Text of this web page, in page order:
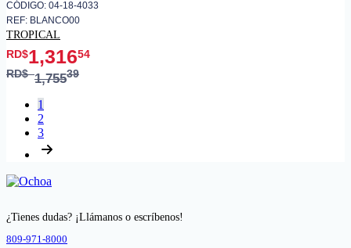
CÓDIGO: 04-18-4033
REF: BLANCO00
TROPICAL
RD$1,31654
RD$1,75539
1
2
3
¿Tienes dudas? ¡Llámanos o escríbenos!
809-971-8000